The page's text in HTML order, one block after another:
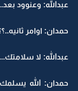
عبدالله: وعنوود
حمدان: اوامر
عبدالله: لا سلامتك...
حمدان: الله